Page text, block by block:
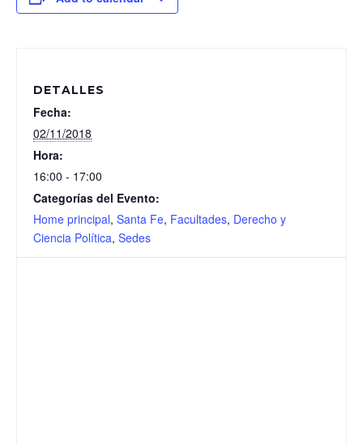
DETALLES
Fecha:
02/11/2018
Hora:
16:00 - 17:00
Categorías del Evento:
Home principal, Santa Fe, Facultades, Derecho y
Ciencia Política, Sedes